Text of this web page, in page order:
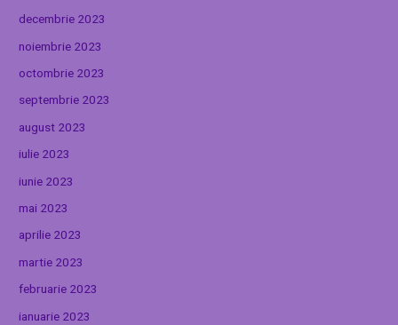
decembrie 2023
noiembrie 2023
octombrie 2023
septembrie 2023
august 2023
iulie 2023
iunie 2023
mai 2023
aprilie 2023
martie 2023
februarie 2023
ianuarie 2023